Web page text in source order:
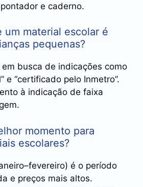
e caderno.
um material escolar é
pequenas?
busca de indicações como
e “certificado pelo Inmetro”.
à indicação de faixa
momento para
escolares?
é o período
e preços mais altos.